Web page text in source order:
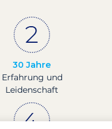
30 Jahre
Erfahrung und
Leidenschaft